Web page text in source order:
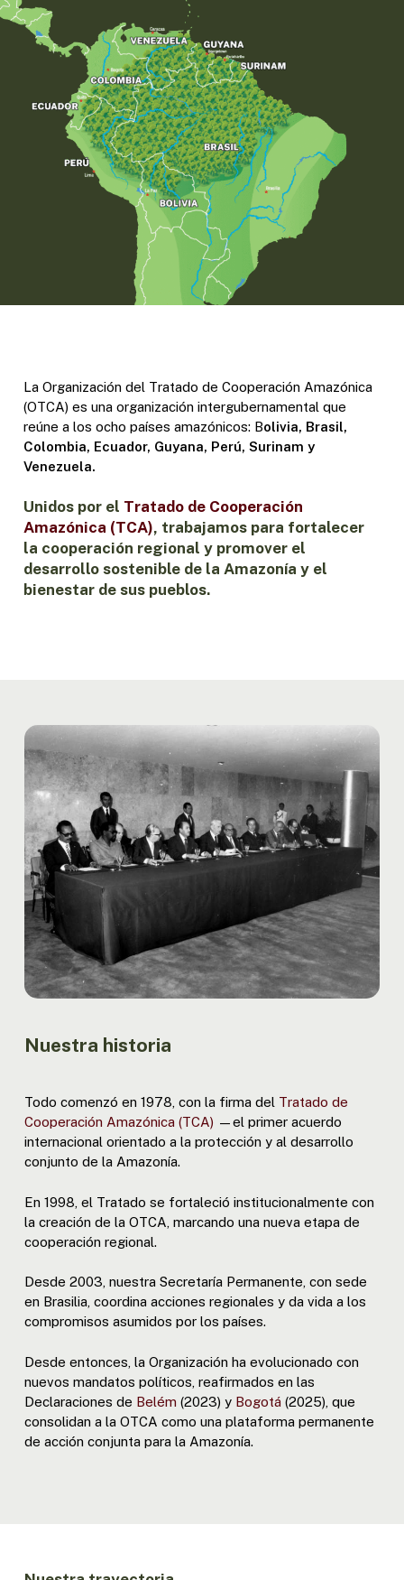
La Organización del Tratado de Cooperación Amazónica
(OTCA) es una organización intergubernamental que
reúne a los ocho países amazónicos: Bolivia, Brasil,
Colombia, Ecuador, Guyana, Perú, Surinam y
Venezuela.
Unidos por el Tratado de Cooperación
Amazónica (TCA), trabajamos para fortalecer
la cooperación regional y promover el
desarrollo sostenible de la Amazonía y el
bienestar de sus pueblos.
Nuestra historia
Todo comenzó en 1978, con la firma del Tratado de
Cooperación Amazónica (TCA) —el primer acuerdo
internacional orientado a la protección y al desarrollo
conjunto de la Amazonía.
En 1998, el Tratado se fortaleció institucionalmente con
la creación de la OTCA, marcando una nueva etapa de
cooperación regional.
Desde 2003, nuestra Secretaría Permanente, con sede
en Brasilia, coordina acciones regionales y da vida a los
compromisos asumidos por los países.
Desde entonces, la Organización ha evolucionado con
nuevos mandatos políticos, reafirmados en las
Declaraciones de Belém (2023) y Bogotá (2025), que
consolidan a la OTCA como una plataforma permanente
de acción conjunta para la Amazonía.